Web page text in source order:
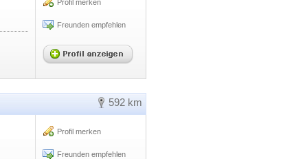
Profil merken
Freunden empfehlen
592 km
Profil merken
Freunden empfehlen